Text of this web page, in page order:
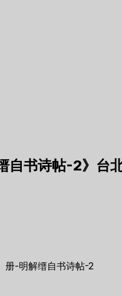
自书诗帖-2》台
册-明解缙自书诗帖-2